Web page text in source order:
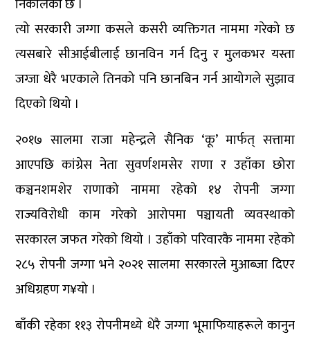
निकालेको छ ।
त्यो सरकारी जग्गा कसले कसरी व्यक्तिगत नाममा गरेको छ
त्यसबारे सीआईबीलाई छानविन गर्न दिनु र मुलकभर यस्ता
जग्जा धेरै भएकाले तिनको पनि छानबिन गर्न आयोगले सुझाव
दिएको थियो ।
२०१७ सालमा राजा महेन्द्रले सैनिक ‘कू’ मार्फत् सत्तामा
आएपछि कांग्रेस नेता सुवर्णशमसेर राणा र उहाँका छोरा
कञ्चनशमशेर राणाको नाममा रहेको १४ रोपनी जग्गा
राज्यविरोधी काम गरेको आरोपमा पञ्चायती व्यवस्थाको
सरकारल जफत गरेको थियो । उहाँको परिवारकै नाममा रहेको
२८५ रोपनी जग्गा भने २०२१ सालमा सरकारले मुआब्जा दिएर
अधिग्रहण ग¥यो ।
बाँकी रहेका ११३ रोपनीमध्ये धेरै जग्गा भूमाफियाहरूले कानुन